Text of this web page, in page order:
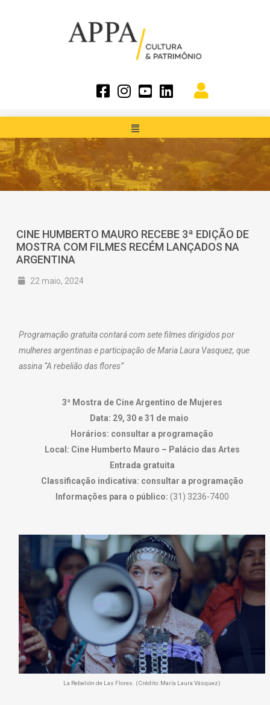
CINE HUMBERTO MAURO RECEBE 3ª EDIÇÃO DE
MOSTRA COM FILMES RECÉM LANÇADOS NA
ARGENTINA
22 maio, 2024
Programação gratuita contará com sete filmes dirigidos por
mulheres argentinas e participação de Maria Laura Vasquez, que
assina “A rebelião das flores”
3ª Mostra de Cine Argentino de Mujeres
Data: 29, 30 e 31 de maio
Horários: consultar a programação
Local: Cine Humberto Mauro – Palácio das Artes
Entrada gratuita
Classificação indicativa: consultar a programação
Informações para o público: (31) 3236-7400
La Rebelión de Las Flores. (Crédito: María Laura Vásquez)